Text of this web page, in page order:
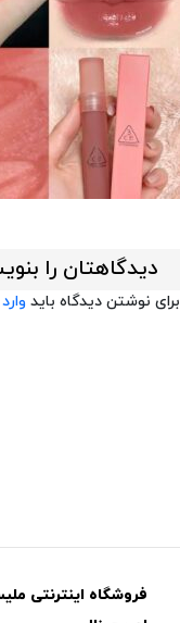
دیدگاهتان را
برای نوشتن دیدگاه باید
فروشگاه اینترنتی